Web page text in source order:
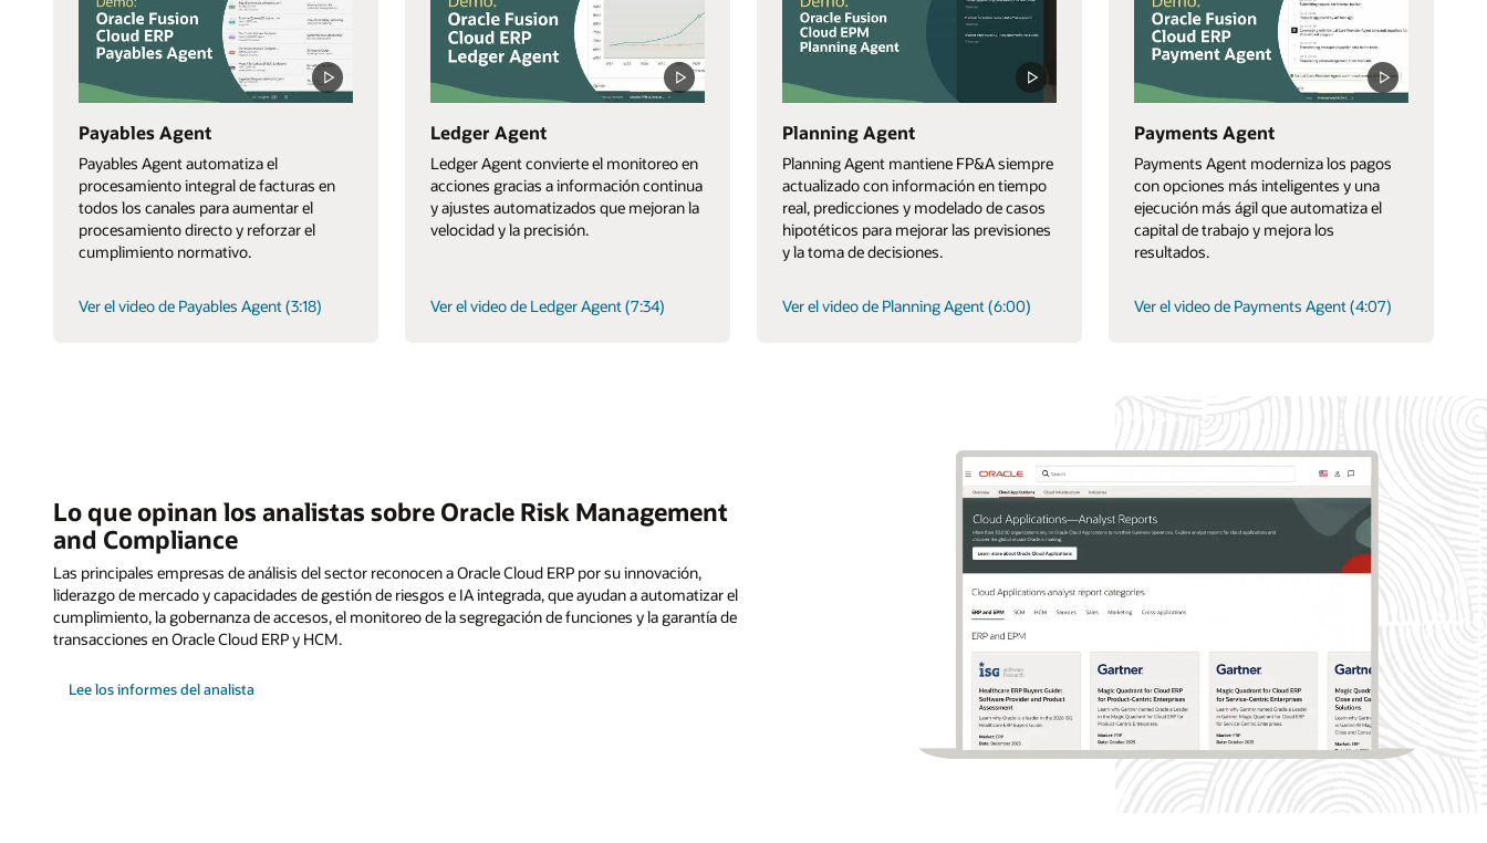
Payables Agent
Payables Agent automatiza el
procesamiento integral de facturas en
todos los canales para aumentar el
procesamiento directo y reforzar el
cumplimiento normativo.
Ver el video de Payables Agent (3:18)
Ledger Agent
Ledger Agent convierte el monitoreo en
acciones gracias a información continua
y ajustes automatizados que mejoran la
velocidad y la precisión.
Ver el video de Ledger Agent (7:34)
Planning Agent
Planning Agent mantiene FP&A siempre
actualizado con información en tiempo
real, predicciones y modelado de casos
hipotéticos para mejorar las previsiones
y la toma de decisiones.
Ver el video de Planning Agent (6:00)
Payments Agent
Payments Agent moderniza los pagos
con opciones más inteligentes y una
ejecución más ágil que automatiza el
capital de trabajo y mejora los
resultados.
Ver el video de Payments Agent (4:07)
Lo que opinan los analistas sobre Oracle Risk Management
and Compliance
Las principales empresas de análisis del sector reconocen a Oracle Cloud ERP por su innovación,
liderazgo de mercado y capacidades de gestión de riesgos e IA integrada, que ayudan a automatizar el
cumplimiento, la gobernanza de accesos, el monitoreo de la segregación de funciones y la garantía de
transacciones en Oracle Cloud ERP y HCM.
Lee los informes del analista